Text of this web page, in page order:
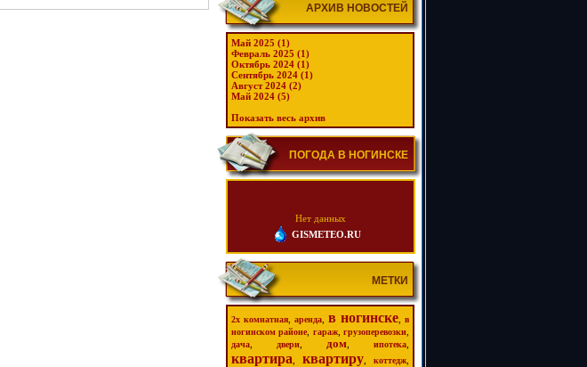
АРХИВ НОВОСТЕЙ
Май 2025 (1)
Февраль 2025 (1)
Октябрь 2024 (1)
Сентябрь 2024 (1)
Август 2024 (2)
Май 2024 (5)
Показать весь архив
ПОГОДА В НОГИНСКЕ
Нет данных
GISMETEO.RU
МЕТКИ
2х комнатная аренда в ногинске
в
ногинском районе
гараж,грузоперевозки
дача двери дом ипотека
квартира квартиру коттедж